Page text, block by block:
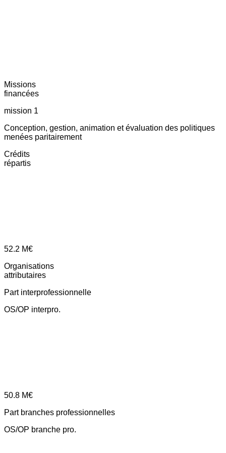
Missions
financées
mission 1
Conception, gestion, animation et évaluation des politiques
menées paritairement
Crédits
répartis
52.2 M€
Organisations
attributaires
Part interprofessionnelle
OS/OP interpro.
50.8 M€
Part branches professionnelles
OS/OP branche pro.